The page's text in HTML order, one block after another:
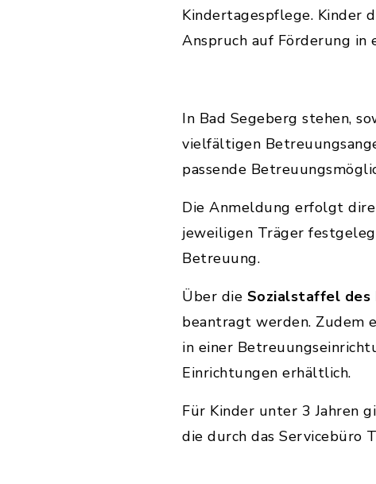
Kindertagespflege. Kinder
Anspruch auf Förderung in
In Bad Segeberg stehen,
vielfältigen
passende
Die Anmeldung erfolgt
jeweiligen Träger
Betreuung.
Über die Sozialstaffel des
beantragt werden. Zudem
in einer
Einrichtungen erhältlich.
Für Kinder unter 3 Jahren
die durch das Servicebüro